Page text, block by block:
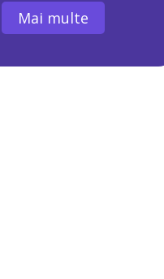
Mai multe